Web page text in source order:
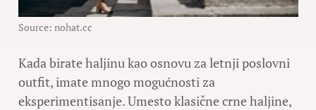
Source: nohat.cc
Kada birate haljinu kao osnovu za letnji poslovni
outfit, imate mnogo mogućnosti za
eksperimentisanje. Umesto klasične crne haljine,